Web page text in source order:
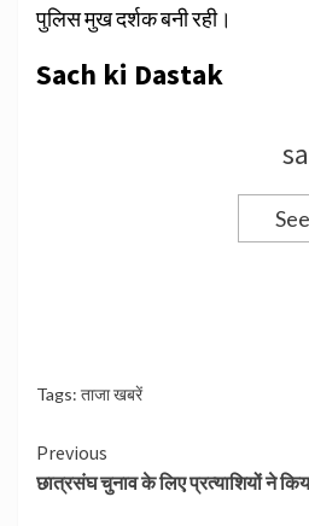
पुलिस मुख दर्शक बनी रही।
Sach ki Dastak
Tags: ताजा खबरें
Continue
Reading
Previous
छात्रसंघ चुनाव के लिए प्रत्याशियों ने